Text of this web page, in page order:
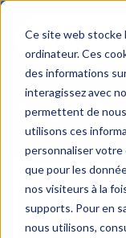
Ce site web stocke
ordinateur. Ces
des informations
interagissez avec
permettent de
utilisons ces
personnaliser votre
que pour les
nos visiteurs à la
supports. Pour en
nous utilisons,
Aller
contenu
Conseils
Contrat intérim :